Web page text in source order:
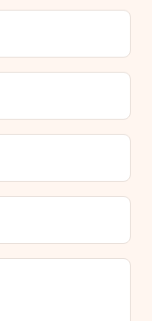
náklady na
dárek?
Můžete věřit, že
doručení. Dárek,
balíček nebo jako
na kterou
prosím náš